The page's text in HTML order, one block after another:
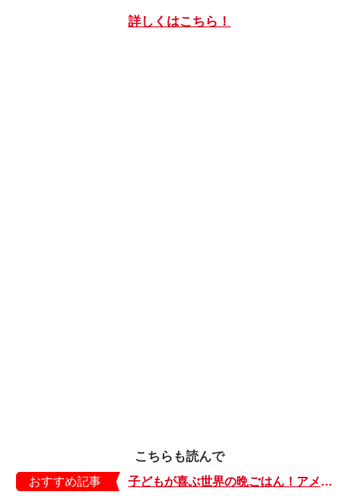
詳しくはこちら！
こちらも読んで
おすすめ記事
子どもが喜ぶ世界の晩ごはん！アメリカのフライドチキン＆フライドポテト